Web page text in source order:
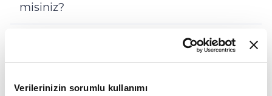
Verilerinizin sorumlu kullanımı
misiniz?
borsalarda ve hangi hisse kodu ile
Toggle